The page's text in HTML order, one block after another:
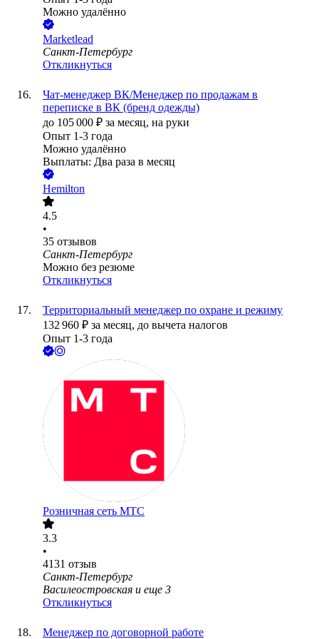
Можно удалённо
Marketlead
Санкт-Петербург
Откликнуться
Чат-менеджер ВК/Менеджер по продажам в
переписке в ВК (бренд одежды)
до 105 000 ₽ за месяц, на руки
Опыт 1-3 года
Можно удалённо
Выплаты: Два раза в месяц
Hemilton
4.5
•
35 отзывов
Санкт-Петербург
Можно без резюме
Откликнуться
Территориальный менеджер по охране и режиму
132 960 ₽ за месяц, до вычета налогов
Опыт 1-3 года
Розничная сеть МТС
3.3
•
4131 отзыв
Санкт-Петербург
Василеостровская и еще 3
Откликнуться
Менеджер по договорной работе